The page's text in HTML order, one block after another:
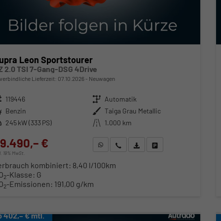
Leon Sportstourer
2.0 TSI 7-Gang-DSG 4Drive
Lieferzeit: 07.10.2026 Neuwagen
119446 Getriebe Automatik
Benzin Außenfarbe Taiga Grau Metallic
245 kW (333 PS) Kilometerstand 1.000 km
€
19% MwSt.
WhatsApp anfragen
Wir rufen Sie anFahrzeugexposé (PDF)
kombiniert: 8,40 l/100km
2-Klasse: G
2-Emissionen: 191,00 g/km
402,– € mtl.